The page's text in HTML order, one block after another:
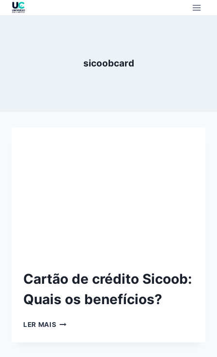
sicoobcard
Cartão de crédito Sicoob:
Quais os benefícios?
LER MAIS